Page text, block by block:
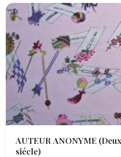
AUTEUR ANONYME
siécle)